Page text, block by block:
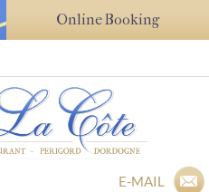
Online Booking
E-MAIL